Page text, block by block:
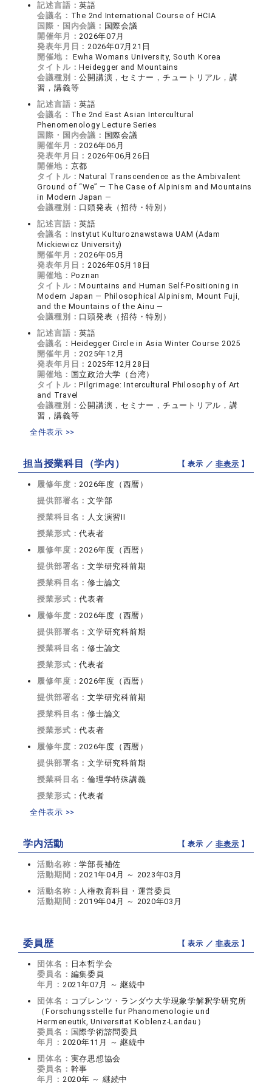
記述言語：英語
会議名： The 2nd International Course of HCIA
国際・国内会議： 国際会議
開催年月：2026年07月
発表年月日：2026年07月21日
開催地： Ewha Womans University, South Korea
タイトル：Heidegger and Mountains
会議種別：公開講演，セミナー，チュートリアル，講
習，講義等
記述言語：英語
会議名： The 2nd East Asian Intercultural
Phenomenology Lecture Series
国際・国内会議： 国際会議
開催年月：2026年06月
発表年月日：2026年06月26日
開催地： 京都
タイトル：Natural Transcendence as the Ambivalent
Ground of “We” ― The Case of Alpinism and Mountains
in Modern Japan ―
会議種別： 口頭発表（招待・特別）
記述言語：英語
会議名： Instytut Kulturoznawstawa UAM (Adam
Mickiewicz University)
開催年月：2026年05月
発表年月日：2026年05月18日
開催地： Poznan
タイトル：Mountains and Human Self-Positioning in
Modern Japan — Philosophical Alpinism, Mount Fuji,
and the Mountains of the Ainu —
会議種別： 口頭発表（招待・特別）
記述言語：英語
会議名： Heidegger Circle in Asia Winter Course 2025
開催年月：2025年12月
発表年月日：2025年12月28日
開催地： 国立政治大学（台湾）
タイトル：Pilgrimage: Intercultural Philosophy of Art
and Travel
会議種別：公開講演，セミナー，チュートリアル，講
習，講義等
全件表示 >>
担当授業科目（学内） 【 表示 ／非表示 】
履修年度：2026年度（西暦）
提供部署名：文学部
授業科目名： 人文演習II
授業形式：代表者
履修年度：2026年度（西暦）
提供部署名：文学研究科前期
授業科目名：修士論文
授業形式：代表者
履修年度：2026年度（西暦）
提供部署名：文学研究科前期
授業科目名：修士論文
授業形式：代表者
履修年度：2026年度（西暦）
提供部署名：文学研究科前期
授業科目名：修士論文
授業形式：代表者
履修年度：2026年度（西暦）
提供部署名：文学研究科前期
授業科目名：倫理学特殊講義
授業形式：代表者
全件表示 >>
学内活動 【 表示 ／非表示 】
活動名称：学部長補佐
活動期間：2021年04月 ～ 2023年03月
活動名称： 人権教育科目・運営委員
活動期間：2019年04月 ～ 2020年03月
委員歴 【 表示 ／非表示 】
団体名： 日本哲学会
委員名： 編集委員
年月： 2021年07月 ～ 継続中
団体名： コブレンツ・ランダウ大学現象学解釈学研究所
（Forschungsstelle fur Phanomenologie und
Hermeneutik, Universitat Koblenz-Landau）
委員名： 国際学術諮問委員
年月： 2020年11月 ～ 継続中
団体名： 実存思想協会
委員名： 幹事
年月： 2020年 ～ 継続中